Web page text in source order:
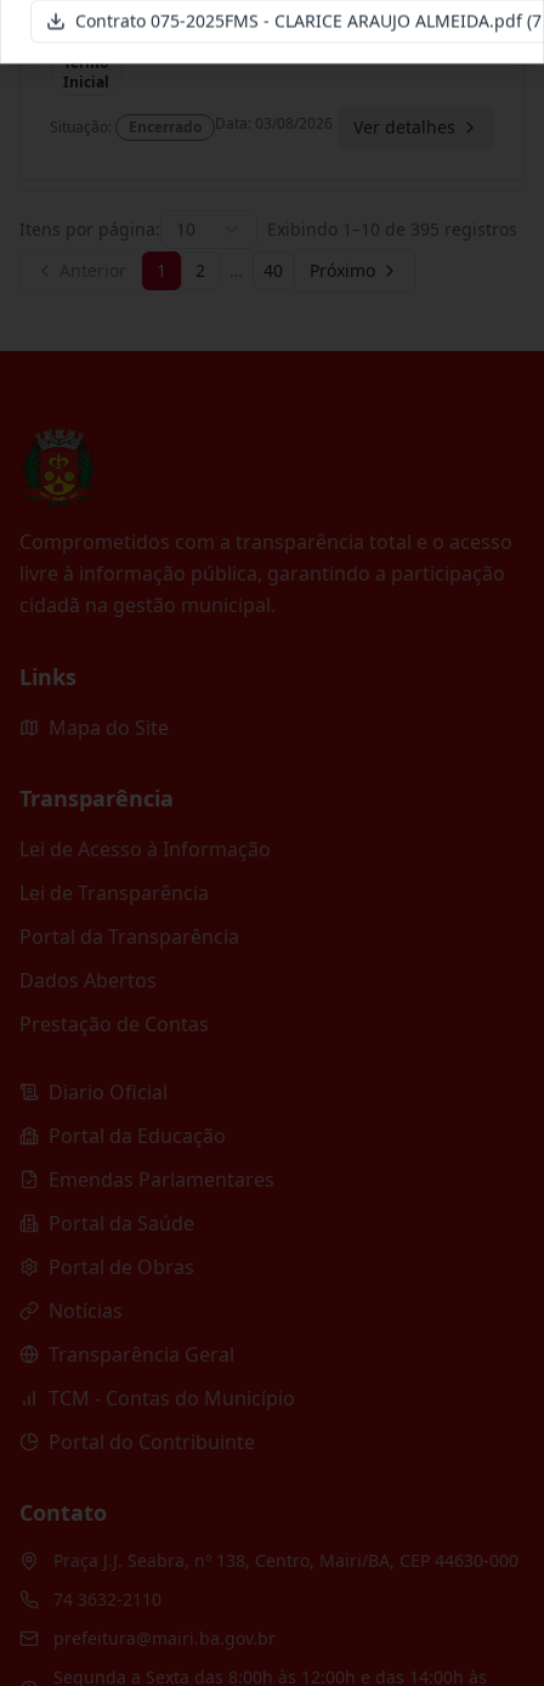
2023
Termo
Inicial
prestação de serviços de...
Situação: Encerrado Data: 03/08/2026 Ver detalhes
Itens por página: 10 Exibindo 1 –10 de 395 registros
1 2 … 40 Próximo
Comprometidos com a transparência total e o acesso
livre à informação pública, garantindo a participação
cidadã na gestão municipal.
Links
Mapa do Site
Transparência
Lei de Acesso à Informação
Lei de Transparência
Portal da Transparência
Dados Abertos
Prestação de Contas
Diario Oficial
Portal da Educação
Emendas Parlamentares
Portal da Saúde
Portal de Obras
Notícias
Transparência Geral
TCM - Contas do Município
Portal do Contribuinte
Contato
Praça J.J. Seabra, nº 138, Centro, Mairi/BA, CEP 44630-000
74 3632-2110
prefeitura@mairi.ba.gov.br
Segunda a Sexta das 8:00h às 12:00h e das 14:00h às
Contrato 075-2025FMS - CLARICE ARAUJO ALMEIDA.pdf